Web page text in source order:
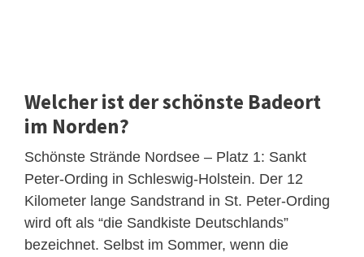
Welcher ist der schönste Badeort
im Norden?
Schönste Strände Nordsee – Platz 1: Sankt
Peter-Ording in Schleswig-Holstein. Der 12
Kilometer lange Sandstrand in St. Peter-Ording
wird oft als “die Sandkiste Deutschlands”
bezeichnet. Selbst im Sommer, wenn die